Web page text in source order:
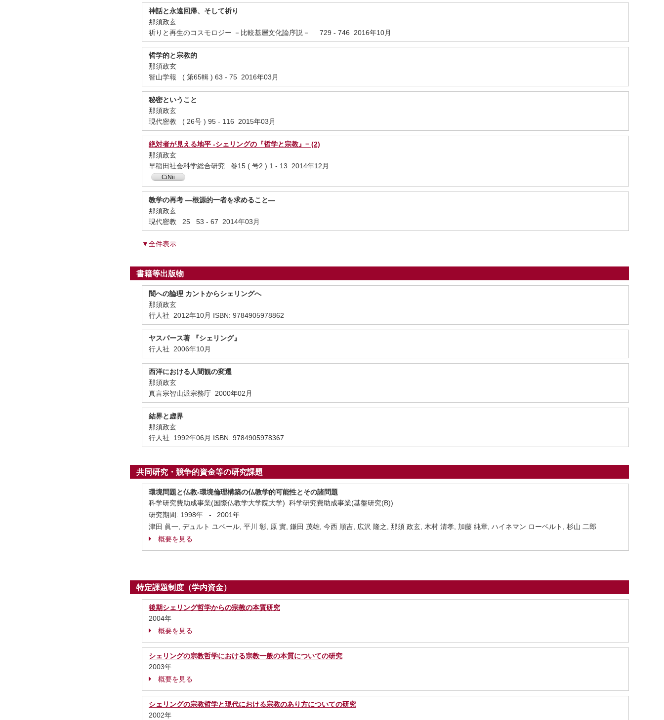
神話と永遠回帰、そして祈り
那須政玄
祈りと再生のコスモロジー －比較基層文化論序説－ 729 - 746 2016年10月
哲学的と宗教的
那須政玄
智山学報 ( 第65輯 ) 63 - 75 2016年03月
秘密ということ
那須政玄
現代密教 ( 26号 ) 95 - 116 2015年03月
絶対者が見える地平 -シェリングの『哲学と宗教』− (2)
那須政玄
早稲田社会科学総合研究 巻15 ( 号2 ) 1 - 13 2014年12月
CiNii
教学の再考 —根源的一者を求めること—
那須政玄
現代密教 25 53 - 67 2014年03月
▼全件表示
書籍等出版物
闇への論理 カントからシェリングへ
那須政玄
行人社 2012年10月 ISBN: 9784905978862
ヤスパース著 『シェリング』
行人社 2006年10月
西洋における人間観の変遷
那須政玄
真言宗智山派宗務庁 2000年02月
結界と虚界
那須政玄
行人社 1992年06月 ISBN: 9784905978367
共同研究・競争的資金等の研究課題
環境問題と仏教-環境倫理構築の仏教学的可能性とその諸問題
科学研究費助成事業(国際仏教学大学院大学) 科学研究費助成事業(基盤研究(B))
研究期間: 1998年 -
2001年
津田 眞一, デュルト ユベール, 平川 彰, 原 實, 鎌田 茂雄, 今西 順吉, 広沢 隆之, 那須 政玄, 木村 清孝, 加藤 純章, ハイネマン ローベルト, 杉山 二郎
概要を見る
特定課題制度（学内資金）
後期シェリング哲学からの宗教の本質研究
2004年
概要を見る
シェリングの宗教哲学における宗教一般の本質についての研究
2003年
概要を見る
シェリングの宗教哲学と現代における宗教のあり方についての研究
2002年